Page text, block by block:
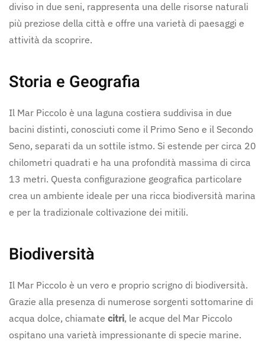
diviso in due seni, rappresenta una delle risorse naturali
più preziose della città e offre una varietà di paesaggi e
attività da scoprire.
Storia e Geografia
Il Mar Piccolo è una laguna costiera suddivisa in due
bacini distinti, conosciuti come il Primo Seno e il Secondo
Seno, separati da un sottile istmo. Si estende per circa 20
chilometri quadrati e ha una profondità massima di circa
13 metri. Questa configurazione geografica particolare
crea un ambiente ideale per una ricca biodiversità marina
e per la tradizionale coltivazione dei mitili.
Biodiversità
Il Mar Piccolo è un vero e proprio scrigno di biodiversità.
Grazie alla presenza di numerose sorgenti sottomarine di
acqua dolce, chiamate citri, le acque del Mar Piccolo
ospitano una varietà impressionante di specie marine.